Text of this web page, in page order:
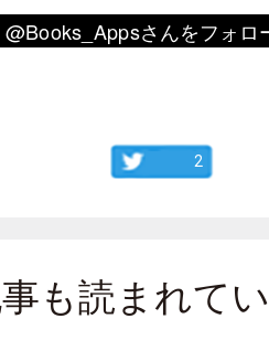
2
も読まれて